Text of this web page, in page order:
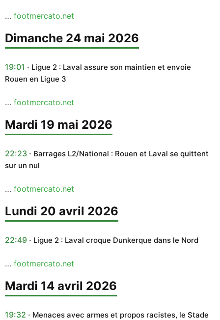
… footmercato.net
dimanche 24 mai 2026
19:01
Ligue 2 : Laval assure son maintien et envoie
Rouen en Ligue 3
… footmercato.net
mardi 19 mai 2026
22:23
Barrages L2/National : Rouen et Laval se quittent
sur un nul
… footmercato.net
lundi 20 avril 2026
22:49 Ligue 2 : Laval croque Dunkerque dans le Nord
… footmercato.net
mardi 14 avril 2026
19:32
Menaces avec armes et propos racistes, le Stade